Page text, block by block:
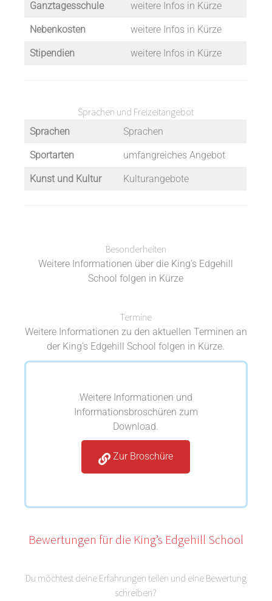
Ganztagesschule weitere Infos in Kürze
Nebenkosten weitere Infos in Kürze
Stipendien weitere Infos in Kürze
Sprachen und Freizeitangebot
Sprachen Sprachen
Sportarten umfangreiches Angebot
Kunst und Kultur Kulturangebote
Besonderheiten
Weitere Informationen über die King’s Edgehill
School folgen in Kürze
Termine
Weitere Informationen zu den aktuellen Terminen an
der King’s Edgehill School folgen in Kürze.
Weitere Informationen und
Informationsbroschüren zum
Download.
Zur Broschüre
Bewertungen für die King’s Edgehill School
Du möchtest deine Erfahrungen teilen und eine Bewertung
schreiben?